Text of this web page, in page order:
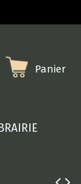
Panier